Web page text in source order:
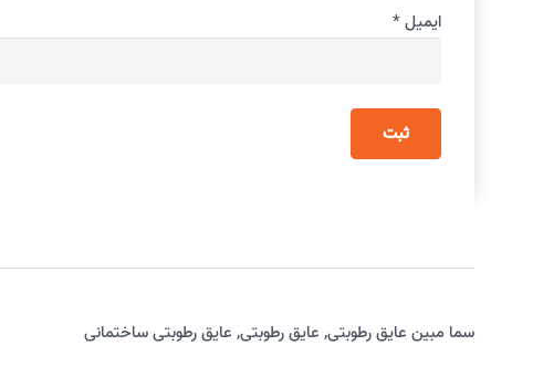
ایمیل*
سما مبین عایق رطوبتی, عایق رطوبتی, عایق رطوبتی ساختمانی